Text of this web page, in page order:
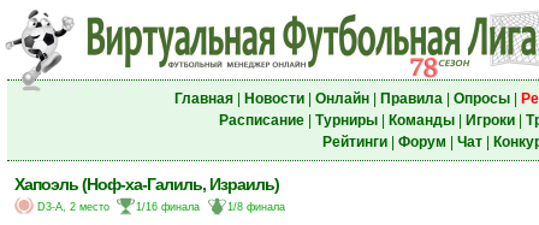
Главная| Новости| Онлайн| Правила| Опросы|
Расписание| Турниры| Команды| Игроки|
Рейтинги| Форум Чат|
Хапоэль (Ноф-ха-Галиль, Израиль)
D3-A, 2 место 1/16 финала 1/8 финала